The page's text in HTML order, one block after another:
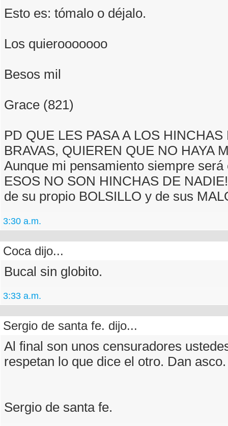
Esto es: tómalo o déjalo.
Los quierooooooo
Besos mil
Grace (821)
PD QUE LES PASA A LOS HINCHAS
BRAVAS, QUIEREN QUE NO HAYA
Aunque mi pensamiento siempre será
ESOS NO SON HINCHAS DE
de su propio BOLSILLO y de sus
3:30 a.m.
Coca dijo...
Bucal sin globito.
3:33 a.m.
Sergio de santa fe. dijo...
Al final son unos censuradores
respetan lo que dice el otro. Dan asco.
Sergio de santa fe.